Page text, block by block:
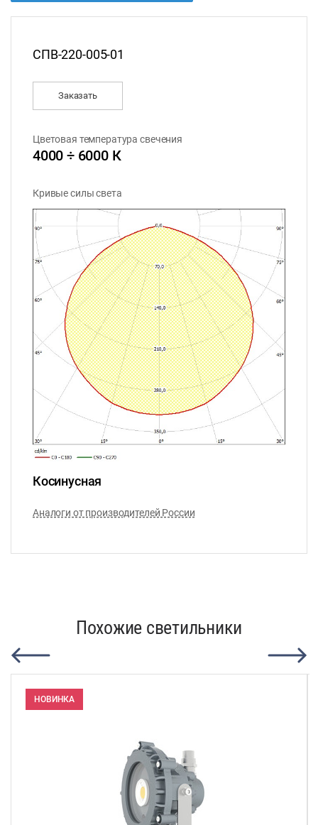
СПВ-220-005-01
Заказать
Цветовая температура свечения
4000 ÷ 6000 К
Кривые силы света
Косинусная
Аналоги от производителей России
Похожие светильники
НОВИНКА